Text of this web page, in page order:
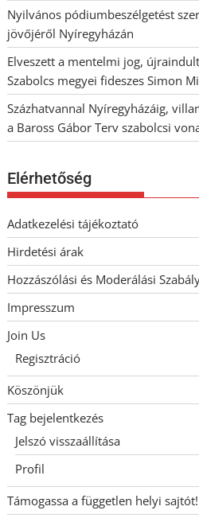
Nyilvános pódiumbeszélgetést
jövőjéről Nyíregyházán
Elveszett a mentelmi jog,
Szabolcs megyei fideszes Simon
Százhatvannal Nyíregyházáig,
a Baross Gábor Terv szabolcsi
Elérhetőség
Adatkezelési tájékoztató
Hirdetési árak
Hozzászólási és Moderálási
Impresszum
Join Us
Regisztráció
Köszönjük
Tag bejelentkezés
Jelszó visszaállítása
Profil
Támogassa a független helyi sajtót!